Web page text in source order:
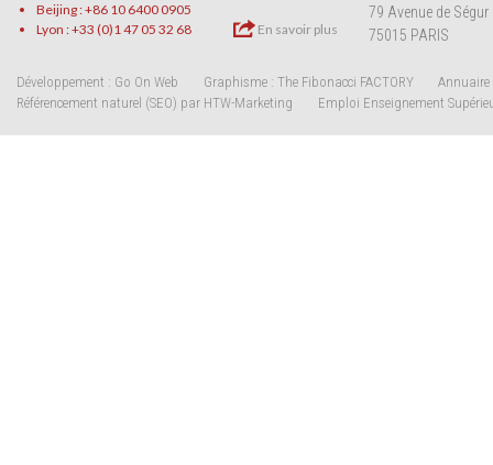
Beijing : +86 10 6400 0905
Lyon : +33 (0)1 47 05 32 68
En savoir plus
79 Avenue de Ségur
75015 PARIS
Développement : Go On Web Graphisme : The Fibonacci FACTORY
Annuaire
Référencement naturel (SEO) par HTW-Marketing
Emploi Enseignement